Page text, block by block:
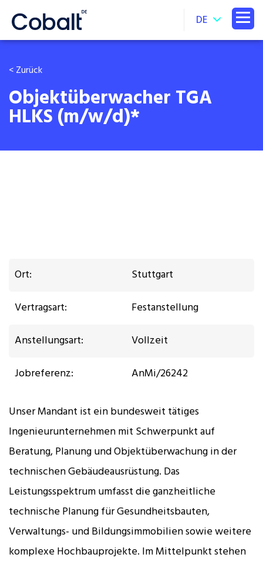
DE
< Zurück
Objektüberwacher TGA
HLKS (m/w/d)*
Ort:
Stuttgart
Vertragsart:
Festanstellung
Anstellungsart:
Vollzeit
Jobreferenz:
AnMi/26242
Unser Mandant ist ein bundesweit tätiges
Ingenieurunternehmen mit Schwerpunkt auf
Beratung, Planung und Objektüberwachung in der
technischen Gebäudeausrüstung. Das
Leistungsspektrum umfasst die ganzheitliche
technische Planung für Gesundheitsbauten,
Verwaltungs- und Bildungsimmobilien sowie weitere
komplexe Hochbauprojekte. Im Mittelpunkt stehen